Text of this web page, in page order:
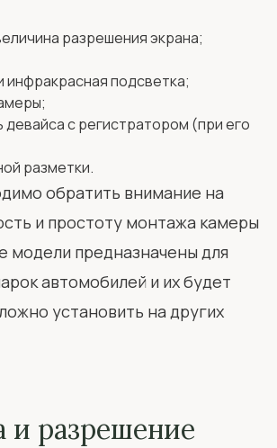
разрешения экрана;
инфракрасная подсветка;
с регистратором (при его
разметки.
обратить внимание на
и простоту монтажа камеры
модели предназначены для
автомобилей и их будет
установить на других
и разрешение